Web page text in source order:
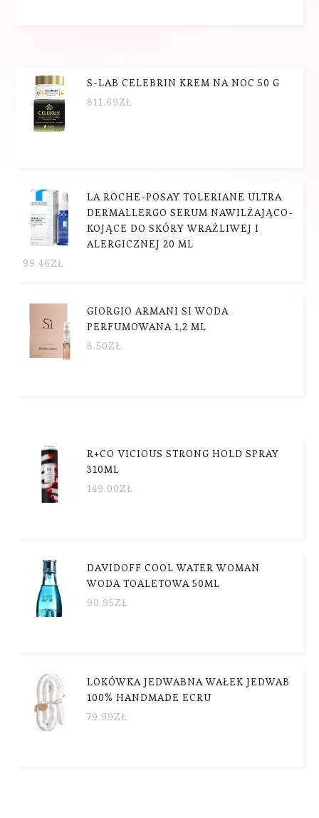
S-LAB CELEBRIN KREM NA NOC 50 G
811.69ZŁ
LA ROCHE-POSAY TOLERIANE ULTRA
DERMALLERGO SERUM NAWILŻAJĄCO-
KOJĄCE DO SKÓRY WRAŻLIWEJ I
ALERGICZNEJ 20 ML
99.46ZŁ
GIORGIO ARMANI SI WODA
PERFUMOWANA 1,2 ML
8.50ZŁ
R+CO VICIOUS STRONG HOLD SPRAY
310ML
149.00ZŁ
DAVIDOFF COOL WATER WOMAN
WODA TOALETOWA 50ML
90.95ZŁ
LOKÓWKA JEDWABNA WAŁEK JEDWAB
100% HANDMADE ECRU
79.99ZŁ